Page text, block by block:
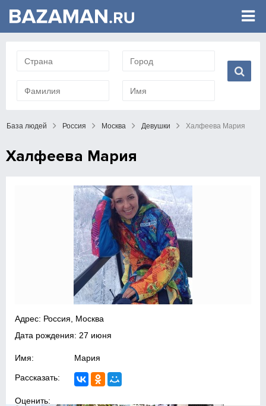
База людей Россия Москва Девушки Халфеева Мария
Халфеева Мария
Адрес: Россия, Москва
Дата рождения: 27 июня
Имя: Мария
Рассказать:
Оценить: